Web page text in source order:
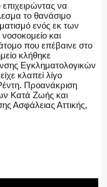
να
το θανάσιμο
ενός εκ των
και
που επέβαινε στο
κλήθηκε
Εγκληματολογικών
κλαπεί λίγο
Προανάκριση
Κατά Ζωής και
Ασφάλειας Αττικής,